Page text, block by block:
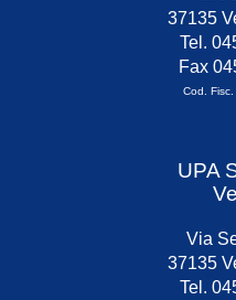
37135
Tel.
Fax
Cod.
UPA
Via
37135
Tel.